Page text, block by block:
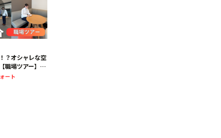
？オシャレな空
職場ツアー】#
ート
ート